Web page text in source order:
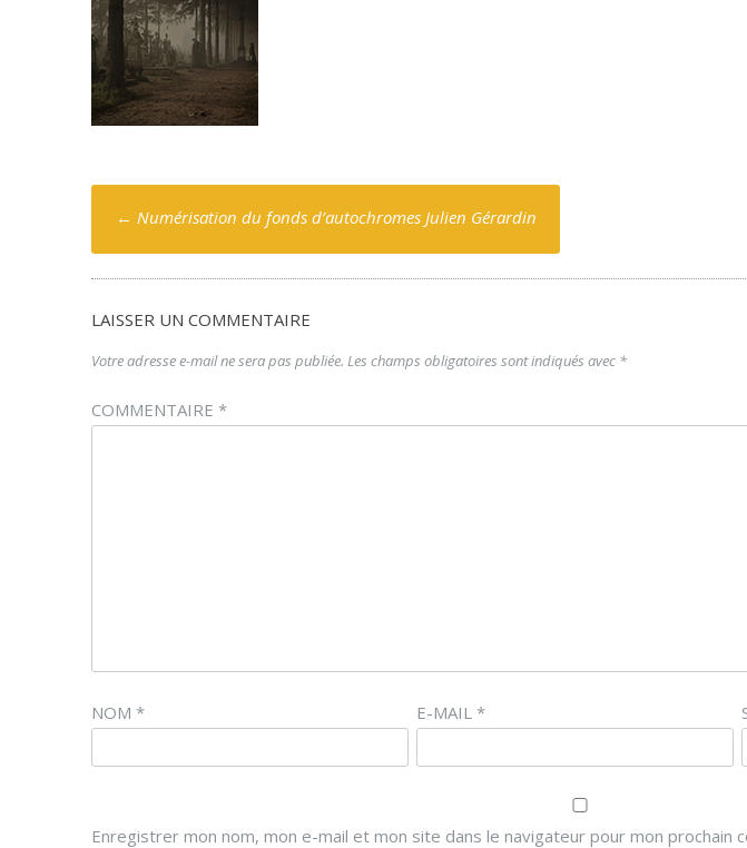
Poste
navigation
← Numérisation du fonds d’autochromes Julien Gérardin
LAISSER UN COMMENTAIRE
Votre adresse e-mail ne sera pas publiée. Les champs obligatoires sont indiqués avec *
COMMENTAIRE *
NOM * E-MAIL*
Enregistrer mon nom, mon e-mail et mon site dans le navigateur pour mon prochain